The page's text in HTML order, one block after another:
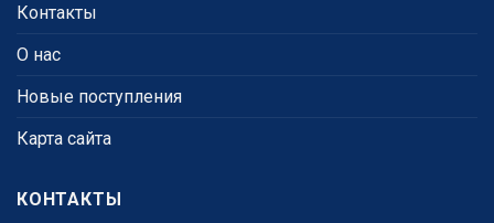
Контакты
О нас
Новые поступления
Карта сайта
КОНТАКТЫ